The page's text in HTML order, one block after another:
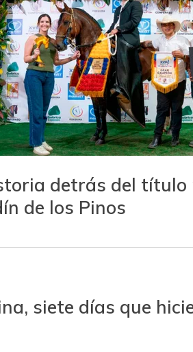
detrás del título
de los Pinos
siete días que